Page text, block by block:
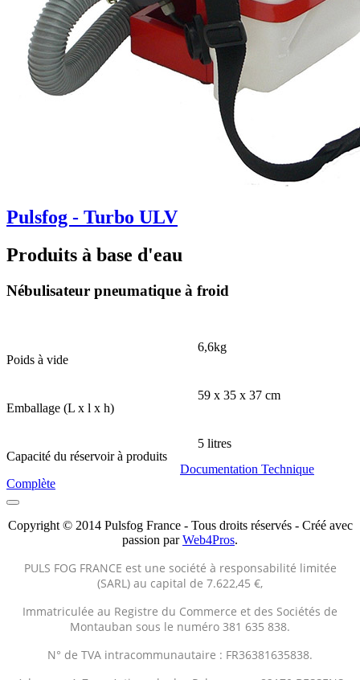
Pulsfog - Turbo ULV
Produits à base d'eau
Nébulisateur pneumatique à froid
Poids à vide
6,6kg
Emballage (L x l x h)
59 x 35 x 37 cm
Capacité du réservoir à produits
5 litres
Documentation Technique
Complète
Copyright © 2014 Pulsfog France - Tous droits réservés - Créé avec
passion parWeb4Pros.
PULS FOG FRANCE est une société à responsabilité limitée
(SARL) au capital de 7.622,45 €,
Immatriculée au Registre du Commerce et des Sociétés de
Montauban sous le numéro 381 635 838.
N° de TVA intracommunautaire : FR36381635838.